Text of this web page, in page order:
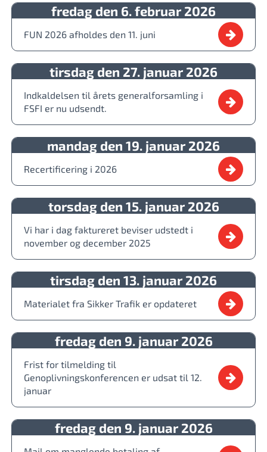
fredag den 6. februar 2026
FUN 2026 afholdes den 11. juni
tirsdag den 27. januar 2026
Indkaldelsen til årets generalforsamling i
FSFI er nu udsendt.
mandag den 19. januar 2026
Recertificering i 2026
torsdag den 15. januar 2026
Vi har i dag faktureret beviser udstedt i
november og december 2025
tirsdag den 13. januar 2026
Materialet fra Sikker Trafik er opdateret
fredag den 9. januar 2026
Frist for tilmelding til
Genoplivningskonferencen er udsat til 12.
januar
fredag den 9. januar 2026